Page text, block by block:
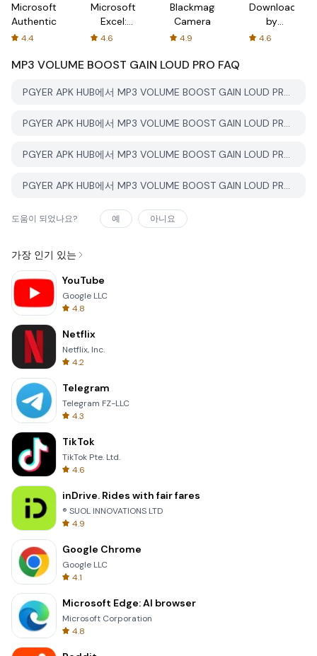
Microsoft
Authenticator
4.4
Microsoft
Excel:
Spreadsheets
4.6
Blackmagic
Camera
4.9
Downloader
by
AFTVnews
4.6
MP3 VOLUME BOOST GAIN LOUD PRO FAQ
PGYER APK HUB에서 MP3 VOLUME BOOST GAIN LOUD PRO를 다운로드하는 방법은 무엇인가요?
PGYER APK HUB에서 MP3 VOLUME BOOST GAIN LOUD PRO는 무료로 다운로드할 수 있나요?
PGYER APK HUB에서 MP3 VOLUME BOOST GAIN LOUD PRO를 다운로드하려면 계정이 필요한가요?
PGYER APK HUB에서 MP3 VOLUME BOOST GAIN LOUD PRO와 관련된 문제를 신고하는 방법은 무엇인가요?
도움이 되었나요? 예 아니요
가장 인기 있는
YouTube
Google LLC
4.8
Netflix
Netflix, Inc.
4.2
Telegram
Telegram FZ-LLC
4.3
TikTok
TikTok Pte. Ltd.
4.6
inDrive. Rides with fair fares
® SUOL INNOVATIONS LTD
4.9
Google Chrome
Google LLC
4.1
Microsoft Edge: AI browser
Microsoft Corporation
4.8